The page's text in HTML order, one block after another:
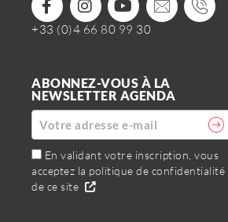
+33 (0)4 66 80 99 30
ABONNEZ-VOUS À LA
NEWSLETTER AGENDA
En validant votre inscription, vous
acceptez la politique de confidentialité
de ce site